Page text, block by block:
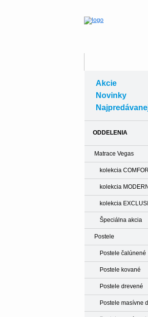
Akcie
Novinky
ODDELENIA
Matrace Vegas
kolekcia
kolekcia MODERN
kolekcia
Špeciálna akcia
Postele
Postele čalúnené
Postele kované
Postele drevené
Postele masívne